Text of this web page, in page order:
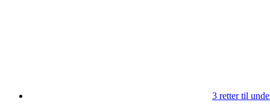
3 retter til